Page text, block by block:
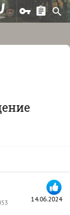
14.06.2024